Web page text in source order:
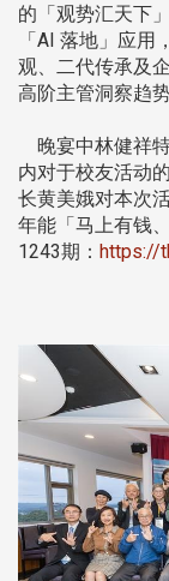
的「观势汇天下
「AI 落地」应
观、二代传承及
高阶主管洞察趋
晚宴中林健祥
内对于校友活动
长黄美娥对本次
年能「马上有钱
1243期： https://